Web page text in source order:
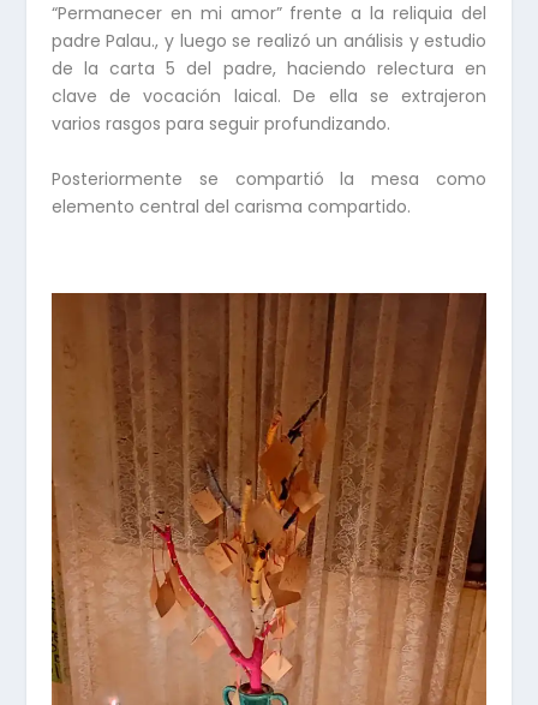
“Permanecer en mi amor” frente a la reliquia del
padre Palau., y luego se realizó un análisis y estudio
de la carta 5 del padre, haciendo relectura en
clave de vocación laical. De ella se extrajeron
varios rasgos para seguir profundizando.
Posteriormente se compartió la mesa como
elemento central del carisma compartido.